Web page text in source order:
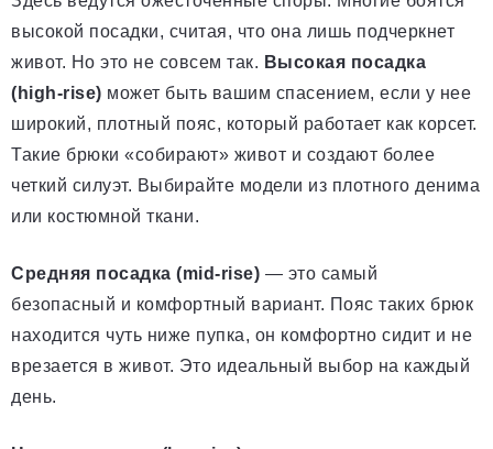
высокой посадки, считая, что она лишь подчеркнет
живот. Но это не совсем так. Высокая посадка
(high-rise) может быть вашим спасением, если у нее
широкий, плотный пояс, который работает как корсет.
Такие брюки «собирают» живот и создают более
четкий силуэт. Выбирайте модели из плотного денима
или костюмной ткани.
Средняя посадка (mid-rise) — это самый
безопасный и комфортный вариант. Пояс таких брюк
находится чуть ниже пупка, он комфортно сидит и не
врезается в живот. Это идеальный выбор на каждый
день.